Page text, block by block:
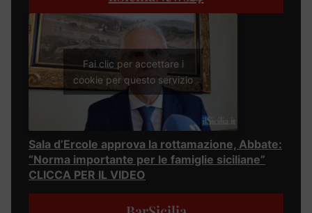
Fai clic per accettare i
cookie per questo servizio
Sala d’Ercole approva la rottamazione, Abbate:
“Norma importante per le famiglie siciliane”
CLICCA PER IL VIDEO